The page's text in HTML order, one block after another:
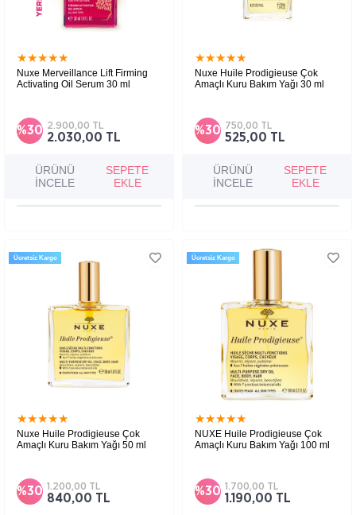
★★★★★
Nuxe Merveillance Lift Firming
Activating Oil Serum 30 ml
hafif dokulu bir yağ serumdur.
%30
2.030,00 TL
2.900,00 TL
ÜRÜNÜ
İNCELE
SEPETE
EKLE
★★★★★
Nuxe Huile Prodigieuse Çok
Amaçlı Kuru Bakım Yağı 30 ml
bakım yağıdır.
%30
525,00 TL
750,00 TL
ÜRÜNÜ
İNCELE
SEPETE
EKLE
★★★★★
Nuxe Huile Prodigieuse Çok
Amaçlı Kuru Bakım Yağı 50 ml
his bırakmayan çok amaçlı kuru bakım yağıdır.
%30
840,00 TL
1.200,00 TL
Ücretsiz Kargo
★★★★★
NUXE Huile Prodigieuse Çok
Amaçlı Kuru Bakım Yağı 100 ml
bakım yağıdır.
%30
1.190,00 TL
1.700,00 TL
Ücretsiz Kargo